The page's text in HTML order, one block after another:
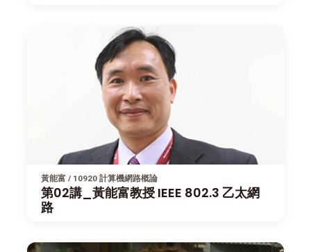
黃能富 / 10920 計算機網路概論
第02講_黃能富教授 IEEE 802.3 乙太網
路